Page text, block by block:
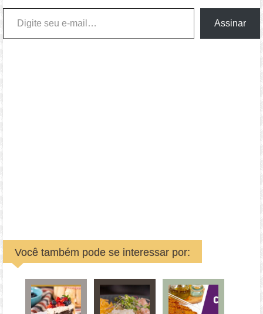
Digite seu e-mail…
Assinar
Você também pode se interessar por: